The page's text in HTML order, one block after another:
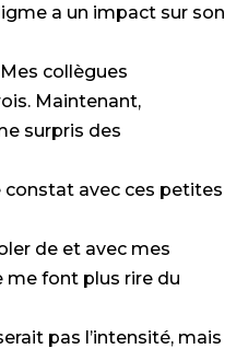
a un impact sur son
collègues
Maintenant,
surpris des
avec ces petites
de et avec mes
me font plus rire du
pas l’intensité, mais